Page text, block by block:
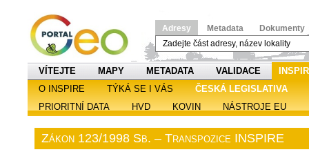
Adresy Metadata Dokumenty
VÍTEJTE MAPY METADATA VALIDACE
O INSPIRE
TÝKÁ SE I VÁS
ČESKÁ LEGISLATIVA
PRIORITNÍ DATA
HVD KOVIN NÁSTROJE EU
Zákon 123/1998 Sb. – Transpozice INSPIRE